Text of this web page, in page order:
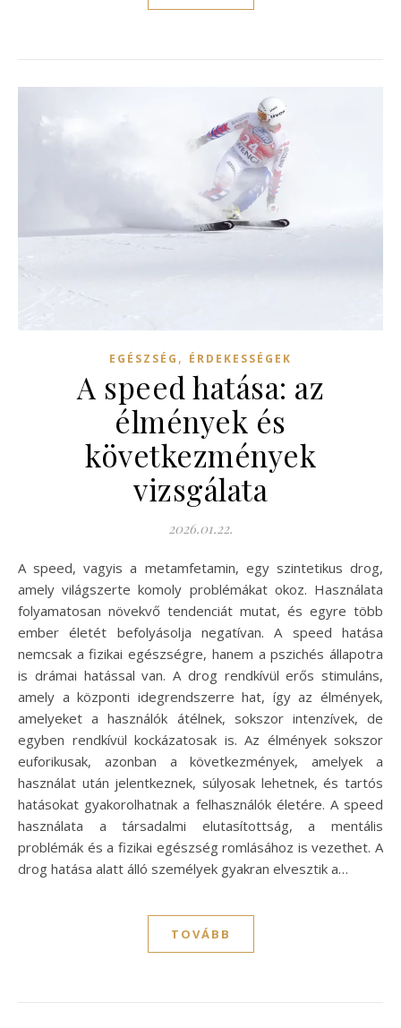
EGÉSZSÉG , ÉRDEKESSÉGEK
A speed hatása: az
élmények és
következmények
vizsgálata
2026.01.22.
A speed, vagyis a metamfetamin, egy szintetikus drog,
amely világszerte komoly problémákat okoz. Használata
folyamatosan növekvő tendenciát mutat, és egyre több
ember életét befolyásolja negatívan. A speed hatása
nemcsak a fizikai egészségre, hanem a pszichés állapotra
is drámai hatással van. A drog rendkívül erős stimuláns,
amely a központi idegrendszerre hat, így az élmények,
amelyeket a használók átélnek, sokszor intenzívek, de
egyben rendkívül kockázatosak is. Az élmények sokszor
euforikusak, azonban a következmények, amelyek a
használat után jelentkeznek, súlyosak lehetnek, és tartós
hatásokat gyakorolhatnak a felhasználók életére. A speed
használata a társadalmi elutasítottság, a mentális
problémák és a fizikai egészség romlásához is vezethet. A
drog hatása alatt álló személyek gyakran elvesztik a…
TOVÁBB